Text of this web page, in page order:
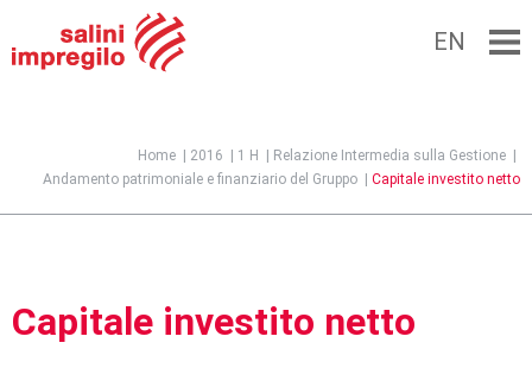
EN
Home 2016 1 H Relazione Intermedia sulla Gestione
Andamento patrimoniale e finanziario del Gruppo
Capitale investito netto
Capitale investito netto